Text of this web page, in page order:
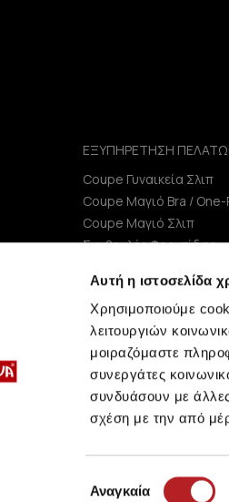
Αυτή η ιστοσελίδα
Χρησιμοποιούμε
λειτουργιών
μοιραζόμαστε
συνεργάτες
συνδυάσουν με
σχέση με την από
Αναγκαία
ΕΞΥΠΗΡΕΤΗΣΗ
Coupe Γυναικεία Σλιπ
Coupe Μαγιό Bra /
Coupe Μαγιό Σλιπ
Συμβουλές Φροντίδας